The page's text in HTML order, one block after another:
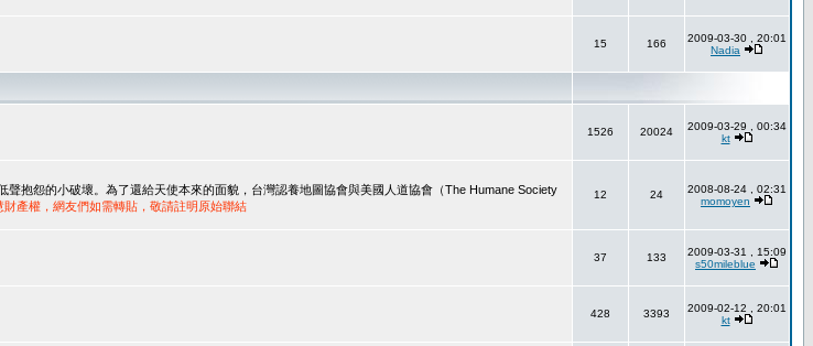
15 166
2009-03-30 , 20:01
Nadia
1526 20024
2009-03-29 , 00:34
kt
抱怨的小破壞。為了還給天使本來的面貌，台灣認養地圖協會與美國人道協會（The Humane Society
財產權，網友們如需轉貼，敬請註明原始聯結
12 24
2008-08-24 , 02:31
momoyen
37 133
2009-03-31 , 15:09
s50mileblue
428 3393
2009-02-12 , 20:01
kt